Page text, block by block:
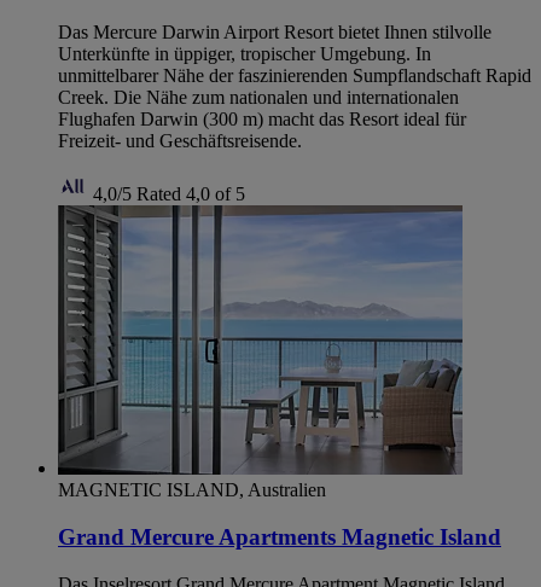
Das Mercure Darwin Airport Resort bietet Ihnen stilvolle
Unterkünfte in üppiger, tropischer Umgebung. In
unmittelbarer Nähe der faszinierenden Sumpflandschaft Rapid
Creek. Die Nähe zum nationalen und internationalen
Flughafen Darwin (300 m) macht das Resort ideal für
Freizeit- und Geschäftsreisende.
4,0/5 Rated 4,0 of 5
MAGNETIC ISLAND, Australien
Grand Mercure Apartments Magnetic Island